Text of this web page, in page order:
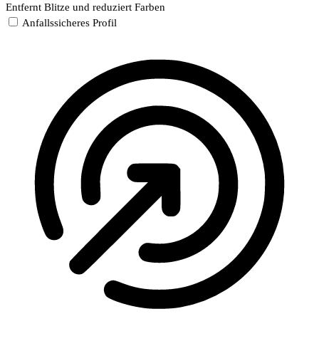
Entfernt Blitze und reduziert Farben
Anfallssicheres Profil